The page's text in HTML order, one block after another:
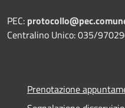
PEC:
Centralino Unico: 035/
Prenotazione